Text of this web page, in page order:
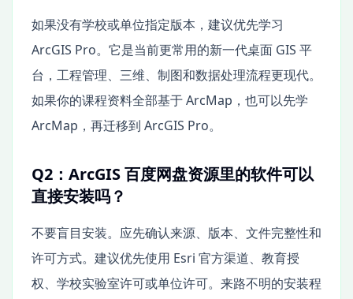
如果没有学校或单位指定版本，建议优先学习
ArcGIS Pro。它是当前更常用的新一代桌面 GIS 平
台，工程管理、三维、制图和数据处理流程更现代。
如果你的课程资料全部基于 ArcMap，也可以先学
ArcMap，再迁移到 ArcGIS Pro。
Q2：ArcGIS 百度网盘资源里的软件可以
直接安装吗？
不要盲目安装。应先确认来源、版本、文件完整性和
许可方式。建议优先使用 Esri 官方渠道、教育授
权、学校实验室许可或单位许可。来路不明的安装程